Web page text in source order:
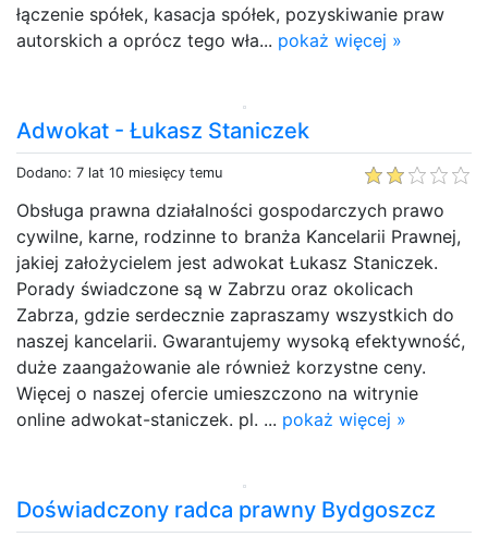
łączenie spółek, kasacja spółek, pozyskiwanie praw
autorskich a oprócz tego wła... pokaż więcej »
Adwokat - Łukasz Staniczek
Dodano: 7 lat 10 miesięcy temu
Obsługa prawna działalności gospodarczych prawo
cywilne, karne, rodzinne to branża Kancelarii Prawnej,
jakiej założycielem jest adwokat Łukasz Staniczek.
Porady świadczone są w Zabrzu oraz okolicach
Zabrza, gdzie serdecznie zapraszamy wszystkich do
naszej kancelarii. Gwarantujemy wysoką efektywność,
duże zaangażowanie ale również korzystne ceny.
Więcej o naszej ofercie umieszczono na witrynie
online adwokat-staniczek. pl. ... pokaż więcej »
Doświadczony radca prawny Bydgoszcz